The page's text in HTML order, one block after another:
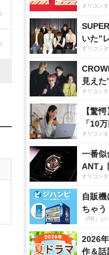
オリコン
いた”
オリコン
見え
オリコン
【驚
「10
オリコン
一番
ANT』
オリコン
自販機
ちゃう
（PR）ジ
2026
作＆話